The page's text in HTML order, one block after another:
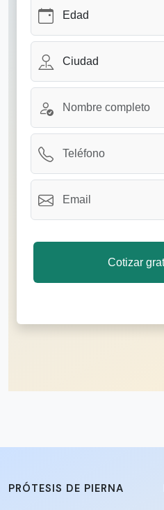
PRÓTESIS DE PIERNA